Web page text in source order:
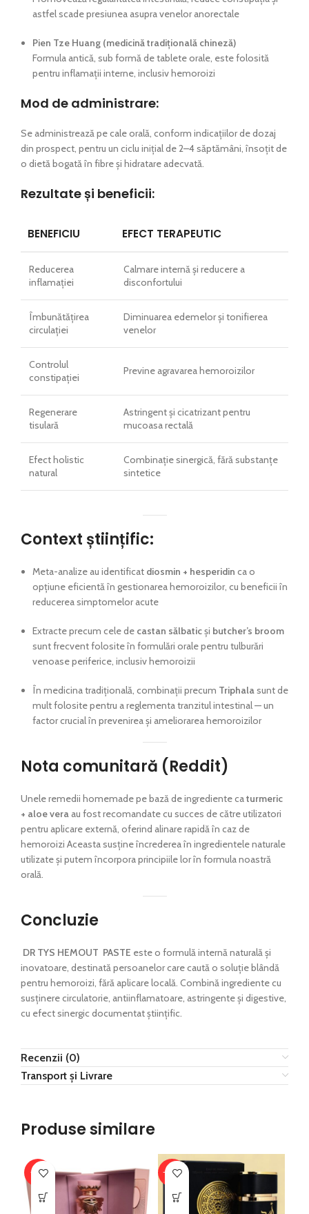
astfel scade presiunea asupra venelor anorectale
Pien Tze Huang (medicină tradițională chineză)
Formula antică, sub formă de tablete orale, este folosită
pentru inflamații interne, inclusiv hemoroizi
Mod de administrare:
Se administrează pe cale orală, conform indicațiilor de dozaj
din prospect, pentru un ciclu inițial de 2–4 săptămâni, însoțit de
o dietă bogată în fibre și hidratare adecvată.
Rezultate și beneficii:
BENEFICIU EFECT TERAPEUTIC
Reducerea
inflamației
Calmare internă și reducere a
disconfortului
Îmbunătățirea
circulației
Diminuarea edemelor și tonifierea
venelor
Controlul
constipației
Previne agravarea hemoroizilor
Regenerare
tisulară
Astringent și cicatrizant pentru
mucoasa rectală
Efect holistic
natural
Combinație sinergică, fără substanțe
sintetice
Context științific:
Meta-analize au identificat diosmin + hesperidin ca o
opțiune eficientă în gestionarea hemoroizilor, cu beneficii în
reducerea simptomelor acute
Extracte precum cele de castan sălbaticși butcher’s broom
sunt frecvent folosite în formulări orale pentru tulburări
venoase periferice, inclusiv hemoroizii
În medicina tradițională, combinații precum Triphalasunt de
mult folosite pentru a reglementa tranzitul intestinal — un
factor crucial în prevenirea și ameliorarea hemoroizilor
Nota comunitară (Reddit)
Unele remedii homemade pe bază de ingrediente caturmeric
+ aloe vera au fost recomandate cu succes de către utilizatori
pentru aplicare externă, oferind alinare rapidă în caz de
hemoroizi Aceasta susține încrederea în ingredientele naturale
utilizate și putem încorpora principiile lor în formula noastră
orală.
Concluzie
DR TYS HEMOUT PASTE este o formulă internă naturală și
inovatoare, destinată persoanelor care caută o soluție blândă
pentru hemoroizi, fără aplicare locală. Combină ingrediente cu
susținere circulatorie, antiinflamatoare, astringente și digestive,
cu efect sinergic documentat științific.
Recenzii (0)
Transport și Livrare
Produse similare
-41% -30%